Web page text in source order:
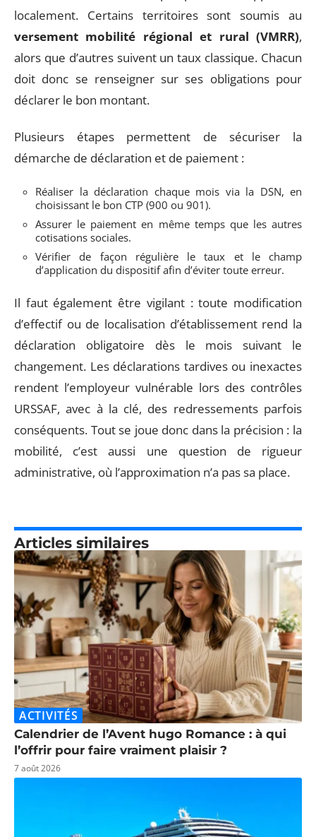
localement. Certains territoires sont soumis au
versement mobilité régional et rural (VMRR),
alors que d’autres suivent un taux classique. Chacun
doit donc se renseigner sur ses obligations pour
déclarer le bon montant.
Plusieurs étapes permettent de sécuriser la
démarche de déclaration et de paiement :
Réaliser la déclaration chaque mois via la DSN, en
choisissant le bon CTP (900 ou 901).
Assurer le paiement en même temps que les autres
cotisations sociales.
Vérifier de façon régulière le taux et le champ
d’application du dispositif afin d’éviter toute erreur.
Il faut également être vigilant : toute modification
d’effectif ou de localisation d’établissement rend la
déclaration obligatoire dès le mois suivant le
changement. Les déclarations tardives ou inexactes
rendent l’employeur vulnérable lors des contrôles
URSSAF, avec à la clé, des redressements parfois
conséquents. Tout se joue donc dans la précision : la
mobilité, c’est aussi une question de rigueur
administrative, où l’approximation n’a pas sa place.
Articles similaires
ACTIVITÉS
Calendrier de l’Avent hugo Romance : à qui
l’offrir pour faire vraiment plaisir ?
7 août 2026